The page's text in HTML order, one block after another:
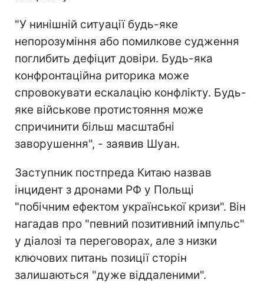
"У нинішній ситуації будь-яке
непорозуміння або помилкове судження
поглибить дефіцит довіри. Будь-яка
конфронтаційна риторика може
спровокувати ескалацію конфлікту. Будь-
яке військове протистояння може
спричинити більш масштабні
заворушення", - заявив Шуан.
Заступник постпреда Китаю назвав
інцидент з дронами РФ у Польщі
"побічним ефектом української кризи". Він
нагадав про "певний позитивний імпульс"
у діалозі та переговорах, але з низки
ключових питань позиції сторін
залишаються "дуже віддаленими".